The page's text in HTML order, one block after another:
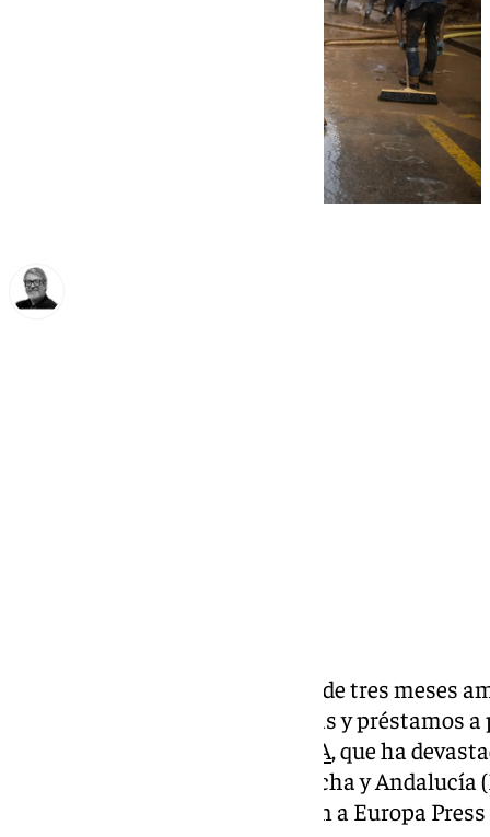
La banca perfila una moratoria de tres meses
intereses en el pago de hipotecas y préstamos
DANA, que ha
Valenciana, de Castilla-La Mancha y Andalucía
fundamentalmente, informaron a Europa